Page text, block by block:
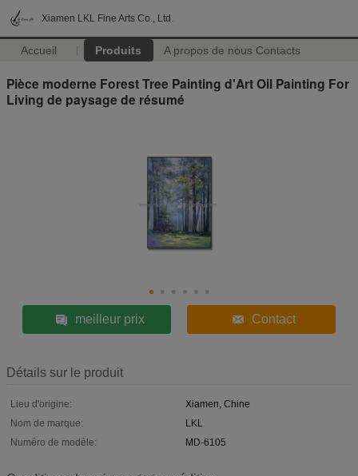
Xiamen LKL Fine Arts Co., Ltd.
Accueil Produits A propos de nous Contacts
Pièce moderne Forest Tree Painting d'Art Oil Painting For
Living de paysage de résumé
meilleur prix Contact
Détails sur le produit
Lieu d'origine:
Xiamen, Chine
Nom de marque:
LKL
Numéro de modèle:
MD-6105